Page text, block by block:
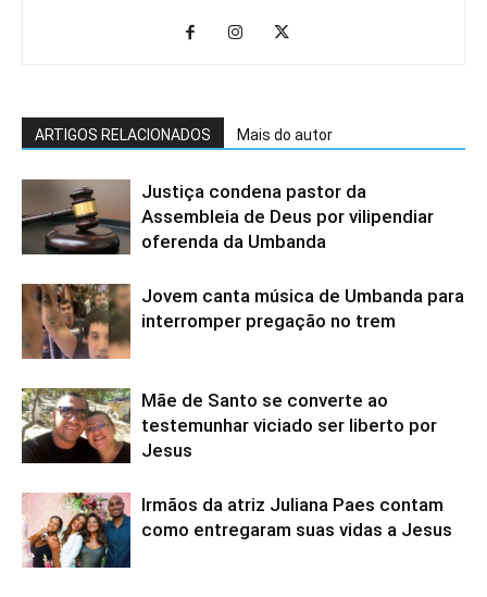
ARTIGOS RELACIONADOS Mais do autor
Justiça condena pastor da
Assembleia de Deus por vilipendiar
oferenda da Umbanda
Jovem canta música de Umbanda para
interromper pregação no trem
Mãe de Santo se converte ao
testemunhar viciado ser liberto por
Jesus
Irmãos da atriz Juliana Paes contam
como entregaram suas vidas a Jesus